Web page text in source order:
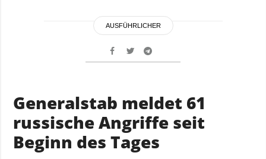
AUSFÜHRLICHER
Generalstab meldet 61
russische Angriffe seit
Beginn des Tages